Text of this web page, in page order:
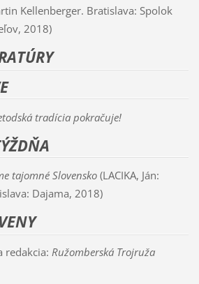
Kellenberger. Bratislava: Spolok
2018)
tradícia pokračuje!
tajomné Slovensko(LACIKA, Ján:
Dajama, 2018)
redakcia: Ružomberská Trojruža